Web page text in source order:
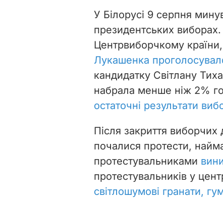
У Білорусі 9 серпня
президентських
Центрвиборчкому країни,
Лукашенка
кандидатку Світлану
набрала менше ніж 2%
остаточні результати
Після закриття виборчих
почалися протести,
протестувальниками
протестувальників у
світлошумові гранати,